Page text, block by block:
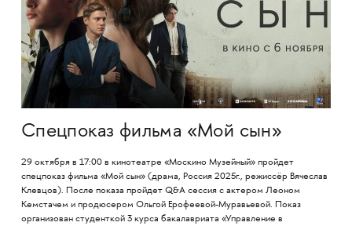
Спецпоказ фильма «Мой сын»
29 октября в 17:00 в кинотеатре «Москино Музейный» пройдет
спецпоказ фильма «Мой сын» (драма, Россия 2025г., режиссёр Вячеслав
Клевцов). После показа пройдет Q&A сессия с актером Леоном
Кемстачем и продюсером Ольгой Ерофеевой-Муравьевой. Показ
организован студенткой 3 курса бакалавриата «Управление в